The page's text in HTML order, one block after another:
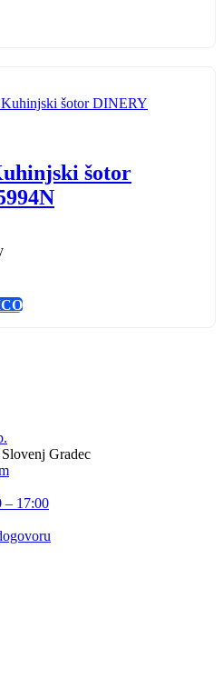
šotor
Gradec
– 17:00